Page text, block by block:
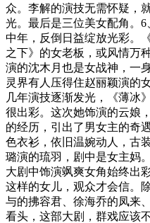
众。李解的演技无需怀疑，
光。最后是三位美女配角。
中年，反倒日益绽放光彩。
之下》的女老板，或风情万
演的沈木月也是女战神，一
灵界有人压得住赵丽颖演的
几年演技逐渐发光，《薄冰
很出彩。这次她饰演的云娘
的经历，引出了男女主的奇
色衣衫，依旧温婉动人，古
璐演的琉羽，剧中是女主妈
大剧中饰演飒爽女角始终出
这样的女儿，观众才会信。
与的拂容君、徐海乔的凤来
看头，这部大剧，群戏应该